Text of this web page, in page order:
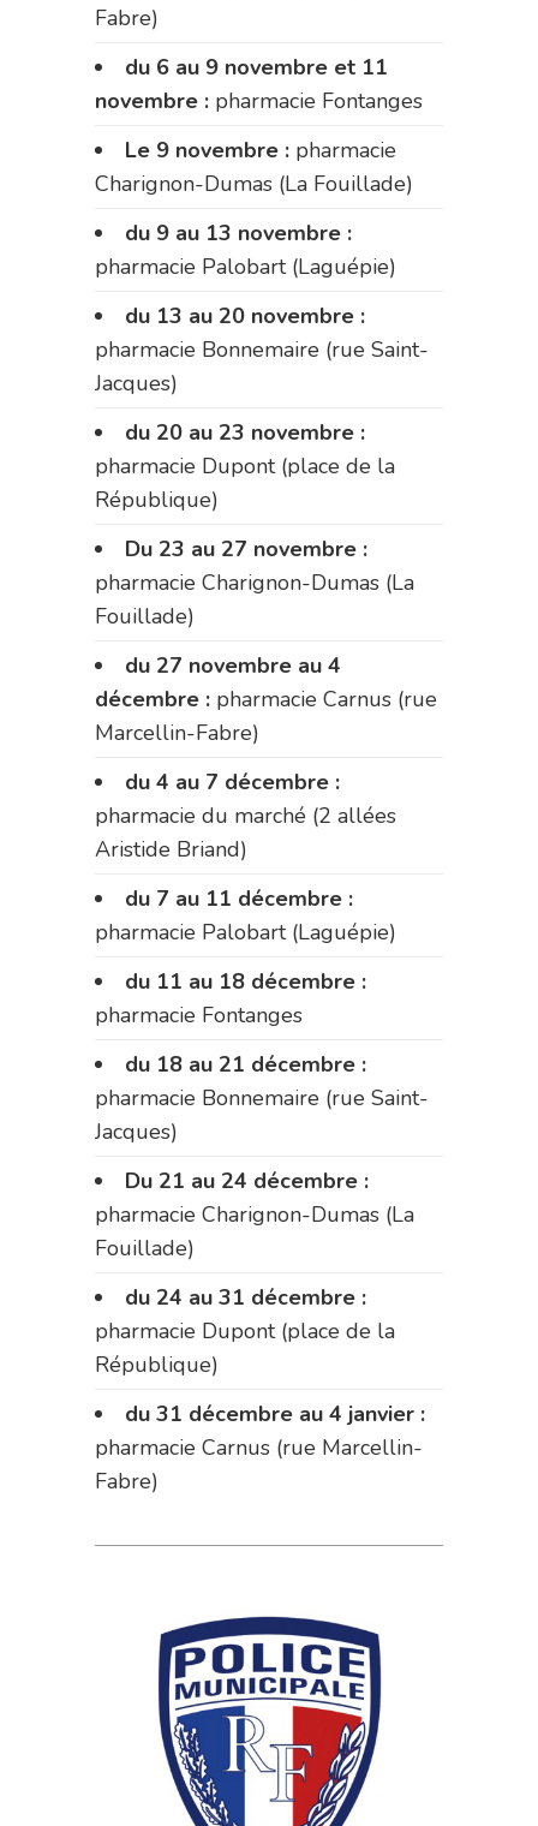
Fabre)
du 6 au 9 novembre et 11
novembre : pharmacie Fontanges
Le 9 novembre : pharmacie
Charignon-Dumas (La Fouillade)
du 9 au 13 novembre :
pharmacie Palobart (Laguépie)
du 13 au 20 novembre :
pharmacie Bonnemaire (rue Saint-
Jacques)
du 20 au 23 novembre :
pharmacie Dupont (place de la
République)
Du 23 au 27 novembre :
pharmacie Charignon-Dumas (La
Fouillade)
du 27 novembre au 4
décembre : pharmacie Carnus (rue
Marcellin-Fabre)
du 4 au 7 décembre :
pharmacie du marché (2 allées
Aristide Briand)
du 7 au 11 décembre :
pharmacie Palobart (Laguépie)
du 11 au 18 décembre :
pharmacie Fontanges
du 18 au 21 décembre :
pharmacie Bonnemaire (rue Saint-
Jacques)
Du 21 au 24 décembre :
pharmacie Charignon-Dumas (La
Fouillade)
du 24 au 31 décembre :
pharmacie Dupont (place de la
République)
du 31 décembre au 4 janvier :
pharmacie Carnus (rue Marcellin-
Fabre)